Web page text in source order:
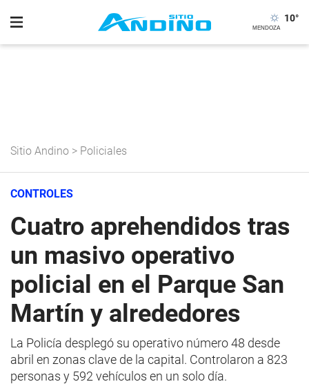
10°
Sitio Andino > Policiales
CONTROLES
Cuatro aprehendidos tras
un masivo operativo
policial en el Parque San
Martín y alrededores
La Policía desplegó su operativo número 48 desde
abril en zonas clave de la capital. Controlaron a 823
personas y 592 vehículos en un solo día.